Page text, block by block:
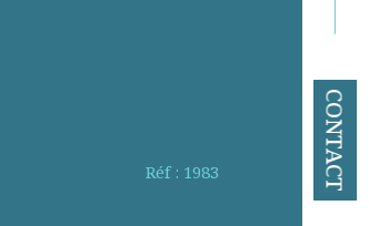
CONTACT
Réf : 1983